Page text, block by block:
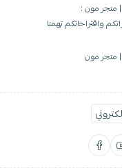
| متجر مون :
واقتراحاتكم تهمنا
متجر مون